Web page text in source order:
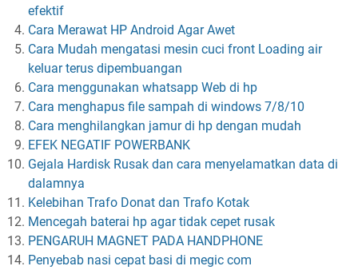
efektif
Cara Merawat HP Android Agar Awet
Cara Mudah mengatasi mesin cuci front Loading air
keluar terus dipembuangan
Cara menggunakan whatsapp Web di hp
Cara menghapus file sampah di windows 7/8/10
Cara menghilangkan jamur di hp dengan mudah
EFEK NEGATIF POWERBANK
Gejala Hardisk Rusak dan cara menyelamatkan data di
dalamnya
Kelebihan Trafo Donat dan Trafo Kotak
Mencegah baterai hp agar tidak cepet rusak
PENGARUH MAGNET PADA HANDPHONE
Penyebab nasi cepat basi di megic com